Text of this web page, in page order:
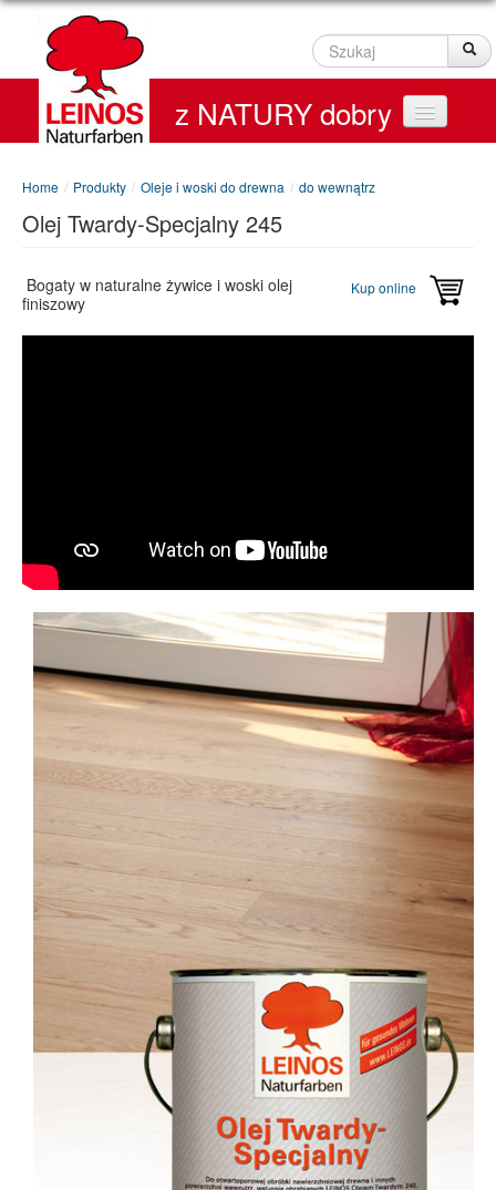
Szukaj
Home
Produkty
Service
z NATURY dobry
Home / Produkty / Oleje i woski do drewna / do wewnątrz
Olej Twardy-Specjalny 245
Kup online
Bogaty w naturalne żywice i woski olej
finiszowy